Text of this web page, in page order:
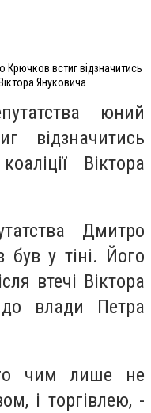
Крючков встиг відзначитись
Януковича
юний
відзначитись
Віктора
Дмитро
був у тіні. Його
втечі Віктора
влади Петра
чим лише не
і торгівлею, -